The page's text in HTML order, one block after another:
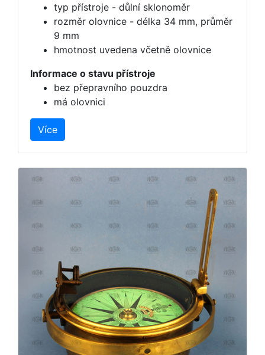
typ přístroje - důlní sklonoměr
rozměr olovnice - délka 34 mm, průměr
9 mm
hmotnost uvedena včetně olovnice
Informace o stavu přístroje
bez přepravního pouzdra
má olovnici
Více